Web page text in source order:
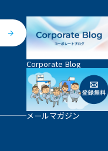
Corporate Blog
メールマガジン